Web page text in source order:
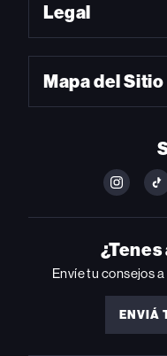
Legal
Mapa del Sitio
FOLLOW
ON
Envíe tu consejos
ENVIÁ
ENVIÁ